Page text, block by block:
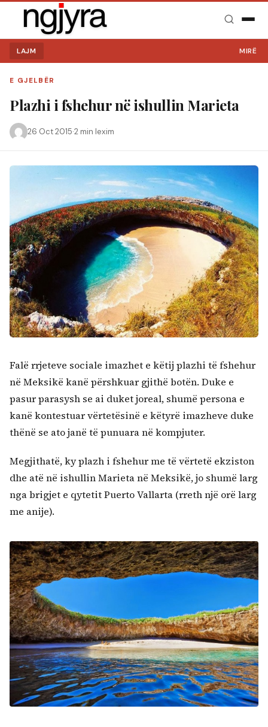
Kërko:
LAJM MIRË SE
E GJELBËR
Plazhi i fshehur në ishullin Marieta
26 Oct 2015·2 min lexim
Falë rrjeteve sociale imazhet e këtij plazhi të fshehur
në Meksikë kanë përshkuar gjithë botën. Duke e
pasur parasysh se ai duket joreal, shumë persona e
kanë kontestuar vërtetësinë e këtyrë imazheve duke
thënë se ato janë të punuara në kompjuter.
Megjithatë, ky plazh i fshehur me të vërtetë ekziston
dhe atë në ishullin Marieta në Meksikë, jo shumë larg
nga brigjet e qytetit Puerto Vallarta (rreth një orë larg
me anije).